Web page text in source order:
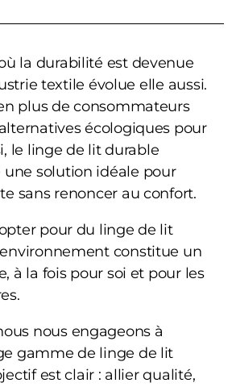
la durabilité est devenue
textile évolue elle aussi.
plus de consommateurs
écologiques pour
le linge de lit durable
une solution idéale pour
sans renoncer au confort.
pour du linge de lit
constitue un
à la fois pour soi et pour les
nous engageons à
gamme de linge de lit
est clair : allier qualité,